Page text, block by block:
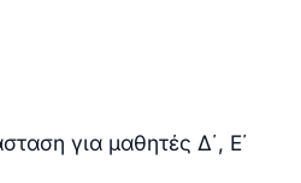
για μαθητές Δ΄, Ε΄